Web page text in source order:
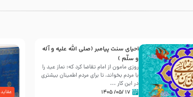
احیای سنت پیامبر (صلی الله علیه و آله
و سلّم )
روزی مامون از امام تقاضا کرد که: نماز عید را
با مردم بخواند، تا برای مردم اطمینان بیشتری
در این کار ...
۱۷ /۰۵/ ۱۴۰۵ عقاید